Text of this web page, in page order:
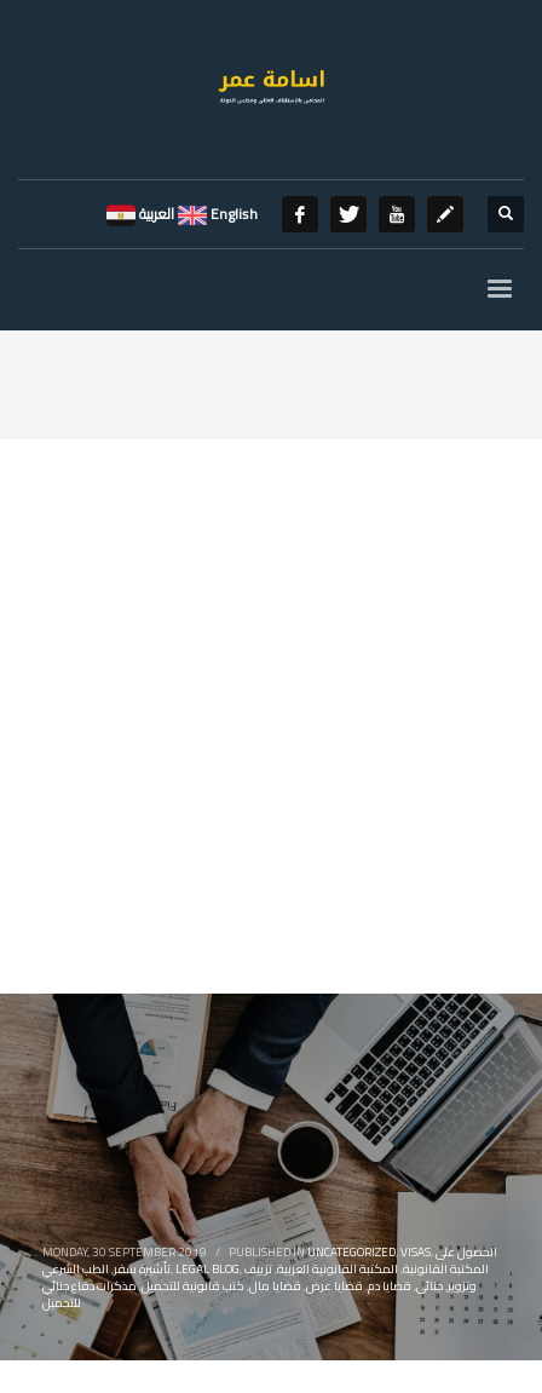
English
MONDAY, 30 SEPTEMBER 2019 / PUBLISHED INUNCATEGORIZED,VISAS,الحصول على
تأشيرة سفر,الطب الشرعي ,LEGAL BLOG, المكتبة القانونية,المكتبة القانونية العربية,تزييف
وتزوير,جنائى,قضايا دم,قضايا عرض,قضايا مال,كتب قانونية للتحميل,مذكرات دفاع جنائي
للتحميل